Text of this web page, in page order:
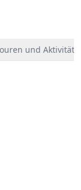
und